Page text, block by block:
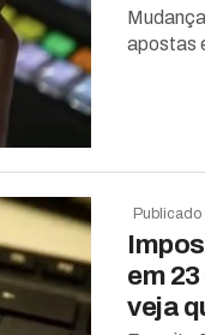
apostas
em
veja